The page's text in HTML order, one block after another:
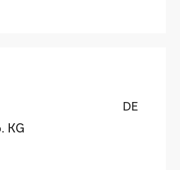
DE
KG